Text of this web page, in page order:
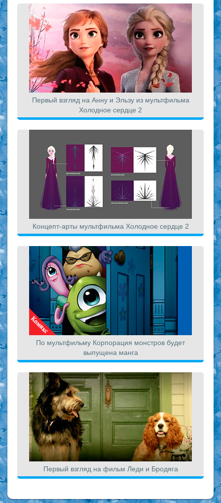
Первый взгляд на Анну и Эльзу из мультфильма
Холодное сердце 2
Концепт-арты мультфильма Холодное сердце 2
По мультфильму Корпорация монстров будет
выпущена манга
Первый взгляд на фильм Леди и Бродяга